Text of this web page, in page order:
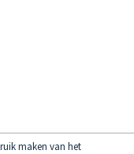
maken van het